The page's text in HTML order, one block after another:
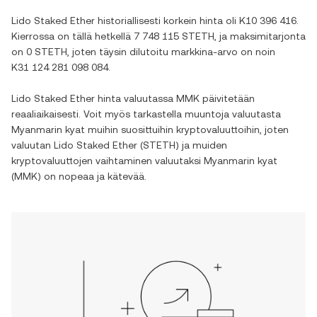
Lido Staked Ether historiallisesti korkein hinta oli K10 396 416
Kierrossa on tällä hetkellä 7 748 115 STETH , ja maksimitarjonta
on 0 STETH , joten täysin dilutoitu markkina-arvo on noin
K31 124 281 098 084.
Lido Staked Ether hinta valuutassa MMK päivitetään
reaaliaikaisesti. Voit myös tarkastella muuntoja valuutasta
Myanmarin kyat muihin suosittuihin kryptovaluuttoihin, joten
valuutan Lido Staked Ether (STETH) ja muiden
kryptovaluuttojen vaihtaminen valuutaksi Myanmarin kyat
(MMK) on nopeaa ja kätevää.